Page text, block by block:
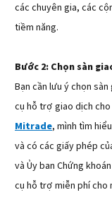
các chuyên gia, các
tiềm năng.
Bước 2: Chọn sàn
Bạn cần lưu ý chọn
cụ hỗ trợ giao dịch
Mitrade, mình tìm
và có các giấy phép
và Ủy ban Chứng
cụ hỗ trợ miễn phí cho